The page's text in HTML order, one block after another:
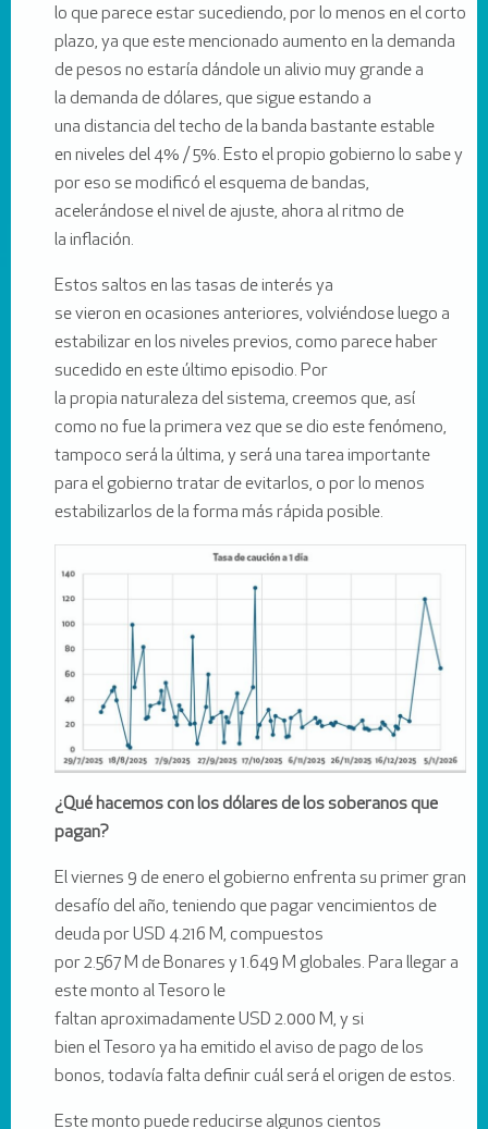
lo que parece estar sucediendo, por lo menos en el corto
plazo, ya que este mencionado aumento en la demanda
de pesos no estaría dándole un alivio muy grande a
la demanda de dólares, que sigue estando a
una distancia del techo de la banda bastante estable
en niveles del 4% / 5%. Esto el propio gobierno lo sabe y
por eso se modificó el esquema de bandas,
acelerándose el nivel de ajuste, ahora al ritmo de
la inflación.
Estos saltos en las tasas de interés ya
se vieron en ocasiones anteriores, volviéndose luego a
estabilizar en los niveles previos, como parece haber
sucedido en este último episodio. Por
la propia naturaleza del sistema, creemos que, así
como no fue la primera vez que se dio este fenómeno,
tampoco será la última, y será una tarea importante
para el gobierno tratar de evitarlos, o por lo menos
estabilizarlos de la forma más rápida posible.
¿Qué hacemos con los dólares de los soberanos que
pagan?
El viernes 9 de enero el gobierno enfrenta su primer gran
desafío del año, teniendo que pagar vencimientos de
deuda por USD 4.216 M, compuestos
por 2.567 M de Bonares y 1.649 M globales. Para llegar a
este monto al Tesoro le
faltan aproximadamente USD 2.000 M, y si
bien el Tesoro ya ha emitido el aviso de pago de los
bonos, todavía falta definir cuál será el origen de estos.
Este monto puede reducirse algunos cientos